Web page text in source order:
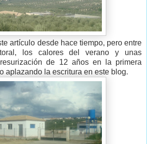
artículo desde hace tiempo, pero entre
los calores del verano y unas
de 12 años en la primera
aplazando la escritura en este blog.